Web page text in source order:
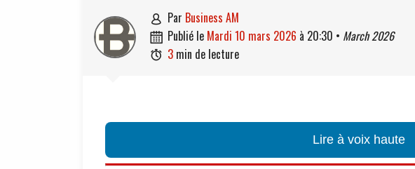
 par Business AM
 publié le mardi 10 mars 2026 à 20:30 • March 2026
 3 min de lecture
Lire à voix haute